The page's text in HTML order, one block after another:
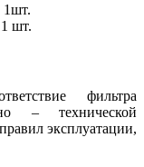
1шт.
шт.
фильтра
– технической
эксплуатации,